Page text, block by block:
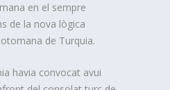
en el sempre
de la nova lògica
de Turquia.
havia convocat avui